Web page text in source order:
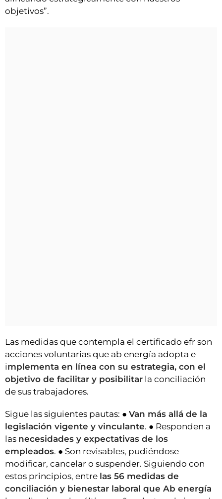
objetivos”.
Las medidas que contempla el certificado efr son
acciones voluntarias que ab energía adopta e
implementa en línea con su estrategia, con el
objetivo de facilitar y posibilitar la conciliación
de sus trabajadores.
Sigue las siguientes pautas: ● Van más allá de la
legislación vigente y vinculante. ● Responden a
las necesidades y expectativas de los
empleados. ● Son revisables, pudiéndose
modificar, cancelar o suspender. Siguiendo con
estos principios, entre las 56 medidas de
conciliación y bienestar laboral que Ab energía